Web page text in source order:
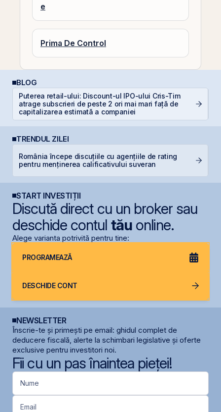
e
Prima De Control
BLOG
Puterea retail-ului: Discount-ul IPO-ului Cris-Tim
atrage subscrieri de peste 2 ori mai mari față de
capitalizarea estimată a companiei
TRENDUL ZILEI
România începe discuțiile cu agențiile de rating
pentru menținerea calificativului suveran
START INVESTIȚII
Discută direct cu un broker sau
deschide contul tăuonline.
Alege varianta potrivită pentru tine:
PROGRAMEAZĂ
DESCHIDE CONT
NEWSLETTER
Înscrie-te și primești pe email: ghidul complet de
deducere fiscală, alerte la schimbari legislative și oferte
exclusive pentru investitori noi.
Fii cu un pas înaintea pieței!
Nume
Email